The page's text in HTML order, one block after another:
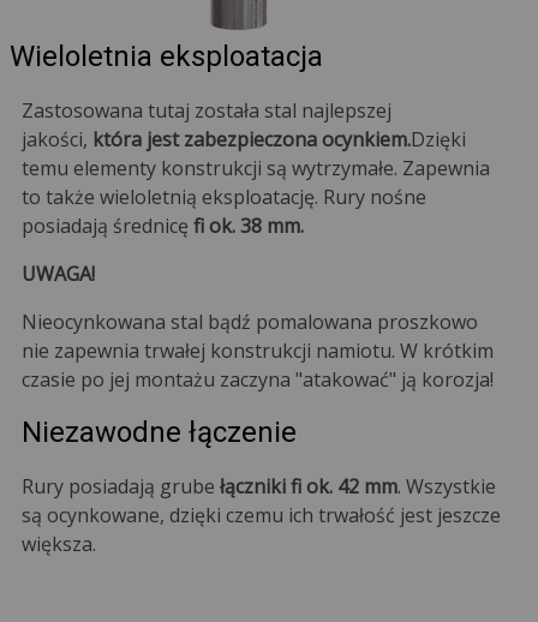
Wieloletnia eksploatacja
Zastosowana tutaj została stal najlepszej
jakości, która jest zabezpieczona ocynkiem.Dzięki
temu elementy konstrukcji są wytrzymałe. Zapewnia
to także wieloletnią eksploatację. Rury nośne
posiadają średnicę fi ok. 38 mm.
UWAGA!
Nieocynkowana stal bądź pomalowana proszkowo
nie zapewnia trwałej konstrukcji namiotu. W krótkim
czasie po jej montażu zaczyna "atakować" ją korozja!
Niezawodne łączenie
Rury posiadają grube łączniki fi ok. 42 mm. Wszystkie
są ocynkowane, dzięki czemu ich trwałość jest jeszcze
większa.